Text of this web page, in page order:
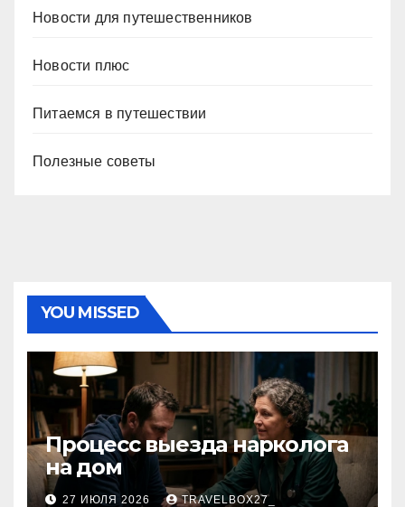
Новости для путешественников
Новости плюс
Питаемся в путешествии
Полезные советы
YOU MISSED
Процесс выезда нарколога
на дом
27 ИЮЛЯ 2026 TRAVELBOX27_